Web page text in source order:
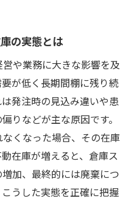
の対応法を解説
場合の利用者対応ポイ
立つ調剤薬局の相談方
防ぐ調剤薬局での工夫
の実態とは
や業務に大きな影響を及
が低く長期間棚に残り続
発注時の見込み違いや患
りなどが主な原因です。
くなった場合、その在庫
在庫が増えると、倉庫ス
加、最終的には廃棄につ
うした実態を正確に把握